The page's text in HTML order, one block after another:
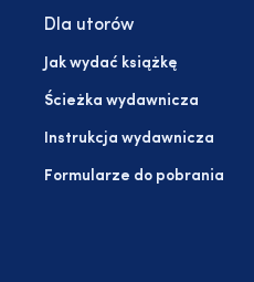
Dla utorów
Jak wydać książkę
Ścieżka wydawnicza
Instrukcja wydawnicza
Formularze do pobrania